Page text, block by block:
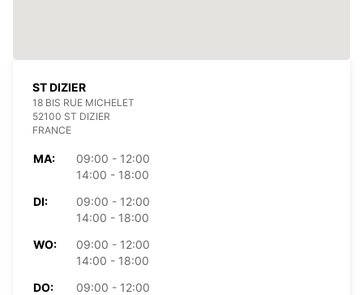
ST DIZIER
18 BIS RUE MICHELET
52100 ST DIZIER
FRANCE
MA:
09:00 - 12:00
14:00 - 18:00
DI:
09:00 - 12:00
14:00 - 18:00
WO:
09:00 - 12:00
14:00 - 18:00
DO:
09:00 - 12:00